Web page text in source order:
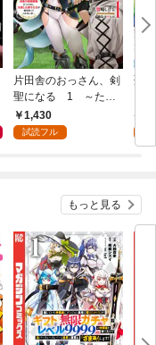
片田舎のおっさん、剣
聖になる 1 ～ただ
の田舎の剣術師範だっ
たのに、大成した弟子
1,430
試読フル
聖
巻
もっと見る